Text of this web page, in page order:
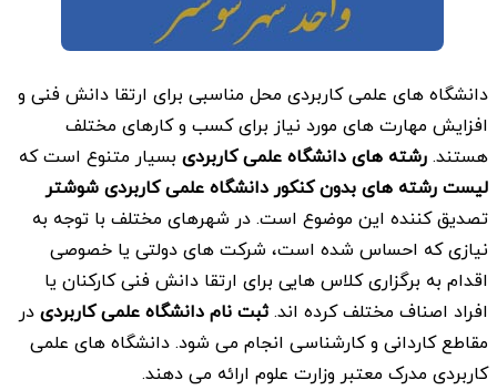
دانشگاه های علمی کاربردی محل مناسبی برای ارتقا دانش فنی و
افزایش مهارت های مورد نیاز برای کسب و کارهای مختلف
هستند.رشته های دانشگاه علمی کاربردی بسیار متنوع است که
لیست رشته های بدون کنکور دانشگاه علمی کاربردی شوشتر
تصدیق کننده این موضوع است. در شهرهای مختلف با توجه به
نیازی که احساس شده است، شرکت های دولتی یا خصوصی
اقدام به برگزاری کلاس هایی برای ارتقا دانش فنی کارکنان یا
افراد اصناف مختلف کرده اند.ثبتنام دانشگاه علمی کاربردیدر
مقاطع کاردانی و کارشناسی انجام می شود. دانشگاه های علمی
کاربردی مدرک معتبر وزارت علوم ارائه می دهند.